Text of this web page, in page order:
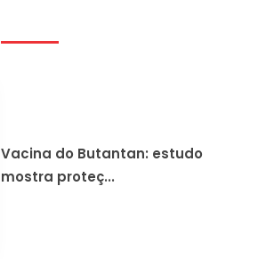
Vacina do Butantan: estudo
mostra proteç...